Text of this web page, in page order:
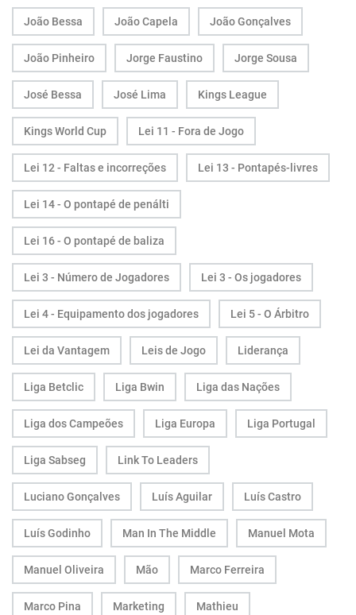
João Bessa João Capela João Gonçalves
João Pinheiro Jorge Faustino Jorge Sousa
José Bessa José Lima Kings League
Kings World Cup Lei 11 - Fora de Jogo
Lei 12 - Faltas e incorreções Lei 13 - Pontapés-livres
Lei 14 - O pontapé de penálti
Lei 16 - O pontapé de baliza
Lei 3 - Número de Jogadores Lei 3 - Os jogadores
Lei 4 - Equipamento dos jogadores Lei 5 - O Árbitro
Lei da Vantagem Leis de Jogo Liderança
Liga Betclic Liga Bwin Liga das Nações
Liga dos Campeões Liga Europa Liga Portugal
Liga Sabseg Link To Leaders
Luciano Gonçalves Luís Aguilar Luís Castro
Luís Godinho Man In The Middle Manuel Mota
Manuel Oliveira Mão Marco Ferreira
Marco Pina Marketing Mathieu